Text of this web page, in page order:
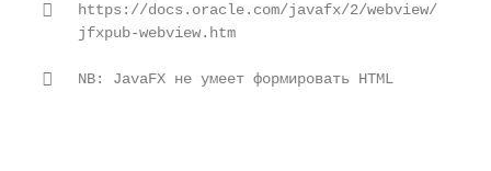
   https://docs.oracle.com/javafx/2/webview/
    jfxpub-webview.htm
   NB: JavaFX не умеет формировать HTML